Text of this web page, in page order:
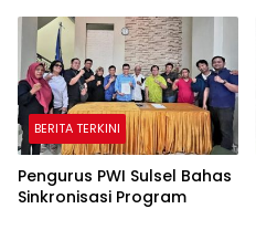
BERITA TERKINI
Pengurus PWI Sulsel Bahas
Sinkronisasi Program